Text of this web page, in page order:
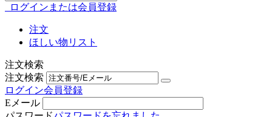
ログインまたは会員登録
注文
ほしい物リスト
注文検索
注文検索
ログイン会員登録
Eメール